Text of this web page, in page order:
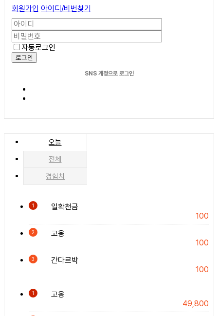
회원가입 아이디/비번찾기
자동로그인
로그인
SNS 계정으로 로그인
오늘
전체
경험치
1
일확천금
100
2
고옹
100
3
간다르박
100
1
고옹
49,800